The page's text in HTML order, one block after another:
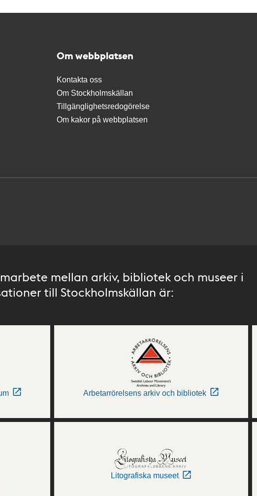
Om webbplatsen
Kontakta oss
Om Stockholmskällan
Tillgänglighetsredogörelse
Om kakor på webbplatsen
mellan arkiv, bibliotek och museer i
till Stockholmskällan är:
Arbetarrörelsens arkiv och bibliotek
Litografiska museet